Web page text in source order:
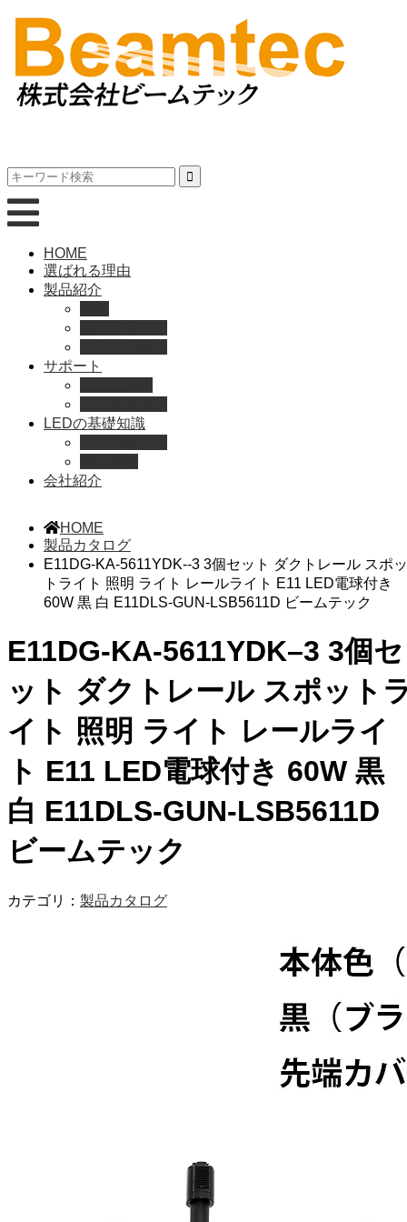
HOME
選ばれる理由
製品紹介
サポート
LEDの基礎知識
会社紹介
HOME
製品カタログ
E11DG-KA-5611YDK--3 3個セット ダクトレール スポッ
トライト 照明 ライト レールライト E11 LED電球付き
60W 黒 白 E11DLS-GUN-LSB5611D ビームテック
E11DG-KA-5611YDK–3 3個セ
ット ダクトレール スポット
イト 照明 ライト レールライ
ト E11 LED電球付き 60W 黒
白 E11DLS-GUN-LSB5611D
ビームテック
カテゴリ： 製品カタログ